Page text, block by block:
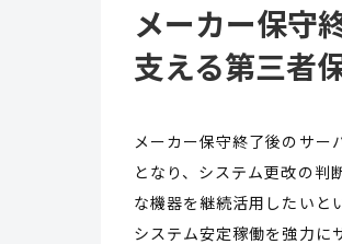
メーカー保守
支える第三者
メーカー保守終了後のサー
となり、システム更改の判
な機器を継続活用したいと
システム安定稼働を強力に